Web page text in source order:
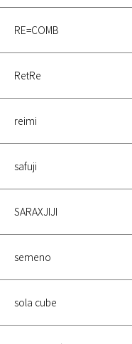
RE=COMB
RetRe
reimi
safuji
SARAXJIJI
semeno
sola cube